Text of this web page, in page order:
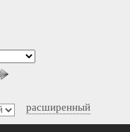
расширенный